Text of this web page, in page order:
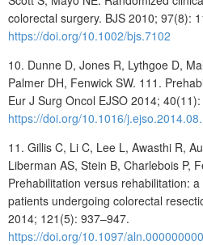
colorectal surgery. BJS 2010; 97(8):
https://doi.org/10.1002/bjs.7102
10. Dunne D, Jones R, Lythgoe D,
Palmer DH, Fenwick SW. 111.
Eur J Surg Oncol EJSO 2014; 40(11):
https://doi.org/10.1016/
11. Gillis C, Li C, Lee L, Awasthi R,
Liberman AS, Stein B, Charlebois P,
Prehabilitation versus rehabilitation:
patients undergoing colorectal
2014; 121(5): 937–947.
https://doi.org/10.1097/